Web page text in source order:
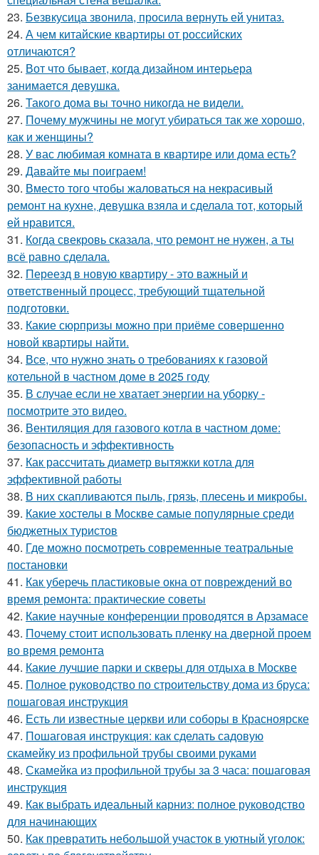
23. Безвкусица звонила, просила вернуть ей унитаз.
24. А чем китайские квартиры от российских
отличаются?
25. Вот что бывает, когда дизайном интерьера
занимается девушка.
26. Такого дома вы точно никогда не видели.
27. Почему мужчины не могут убираться так же хорошо,
как и женщины?
28. У вас любимая комната в квартире или дома есть?
29. Давайте мы поиграем!
30. Вместо того чтобы жаловаться на некрасивый
ремонт на кухне, девушка взяла и сделала тот, который
ей нравится.
31. Когда свекровь сказала, что ремонт не нужен, а ты
всё равно сделала.
32. Переезд в новую квартиру - это важный и
ответственный процесс, требующий тщательной
подготовки.
33. Какие сюрпризы можно при приёме совершенно
новой квартиры найти.
34. Все, что нужно знать о требованиях к газовой
котельной в частном доме в 2025 году
35. В случае если не хватает энергии на уборку -
посмотрите это видео.
36. Вентиляция для газового котла в частном доме:
безопасность и эффективность
37. Как рассчитать диаметр вытяжки котла для
эффективной работы
38. В них скапливаются пыль, грязь, плесень и микробы.
39. Какие хостелы в Москве самые популярные среди
бюджетных туристов
40. Где можно посмотреть современные театральные
постановки
41. Как уберечь пластиковые окна от повреждений во
время ремонта: практические советы
42. Какие научные конференции проводятся в Арзамасе
43. Почему стоит использовать пленку на дверной проем
во время ремонта
44. Какие лучшие парки и скверы для отдыха в Москве
45. Полное руководство по строительству дома из бруса:
пошаговая инструкция
46. Есть ли известные церкви или соборы в Красноярске
47. Пошаговая инструкция: как сделать садовую
скамейку из профильной трубы своими руками
48. Скамейка из профильной трубы за 3 часа: пошаговая
инструкция
49. Как выбрать идеальный карниз: полное руководство
для начинающих
50. Как превратить небольшой участок в уютный уголок: